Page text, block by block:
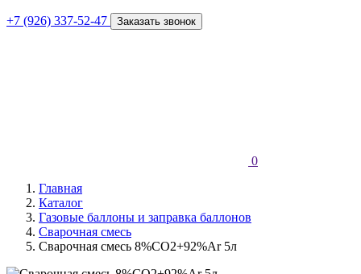
+7 (926) 337-52-47 Заказать звонок
0
Главная
Каталог
Газовые баллоны и заправка баллонов
Сварочная смесь
Сварочная смесь 8%СО2+92%Ar 5л